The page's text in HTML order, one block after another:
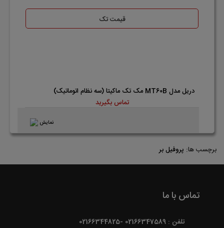
قیمت تک
دریل مدل MT60B مک تک ماکیتا (سه نظام اتوماتیک)
تماس بگیرید
نمایش
برچسب ها: پروفیل بر
تماس با ما
تلفن : 02166347589 -02166344825